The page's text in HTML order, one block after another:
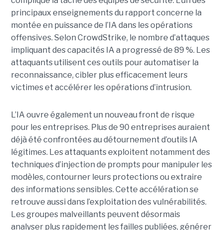
principaux enseignements du rapport concerne la
montée en puissance de l’IA dans les opérations
offensives. Selon CrowdStrike, le nombre d’attaques
impliquant des capacités IA a progressé de 89 %. Les
attaquants utilisent ces outils pour automatiser la
reconnaissance, cibler plus efficacement leurs
victimes et accélérer les opérations d’intrusion.
L’IA ouvre également un nouveau front de risque
pour les entreprises. Plus de 90 entreprises auraient
déjà été confrontées au détournement d’outils IA
légitimes. Les attaquants exploitent notamment des
techniques d’injection de prompts pour manipuler les
modèles, contourner leurs protections ou extraire
des informations sensibles. Cette accélération se
retrouve aussi dans l’exploitation des vulnérabilités.
Les groupes malveillants peuvent désormais
analyser plus rapidement les failles publiées, générer